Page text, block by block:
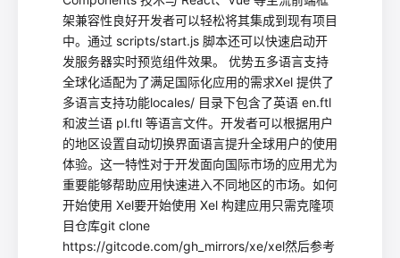
架兼容性良好开发者可以轻松将其集成到现有项目
中。通过 scripts/start.js 脚本还可以快速启动开
发服务器实时预览组件效果。 优势五多语言支持
全球化适配为了满足国际化应用的需求Xel 提供了
多语言支持功能locales/ 目录下包含了英语 en.ftl
和波兰语 pl.ftl 等语言文件。开发者可以根据用户
的地区设置自动切换界面语言提升全球用户的使用
体验。这一特性对于开发面向国际市场的应用尤为
重要能够帮助应用快速进入不同地区的市场。如何
开始使用 Xel要开始使用 Xel 构建应用只需克隆项
目仓库git clone
https://gitcode.com/gh_mirrors/xe/xel然后参考